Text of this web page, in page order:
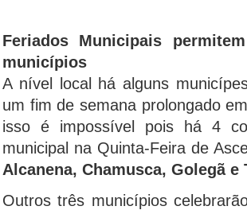
Feriados Municipais
municípios
A nível local há alguns
um fim de semana prolongado
isso é impossível pois há 4
municipal na Quinta-Feira de
Alcanena, Chamusca, Golegã e
Outros três municípios